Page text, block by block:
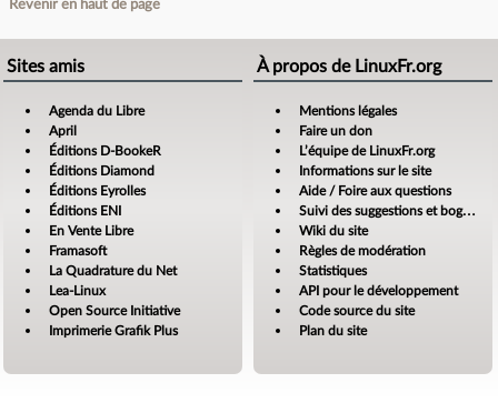
Revenir en haut de page
Sites amis
Agenda du Libre
April
Éditions D-BookeR
Éditions Diamond
Éditions Eyrolles
Éditions ENI
En Vente Libre
Framasoft
La Quadrature du Net
Lea-Linux
Open Source Initiative
Imprimerie Grafik Plus
À propos de LinuxFr.org
Mentions légales
Faire un don
L’équipe de LinuxFr.org
Informations sur le site
Aide / Foire aux questions
Suivi des suggestions et bogues
Wiki du site
Règles de modération
Statistiques
API pour le développement
Code source du site
Plan du site